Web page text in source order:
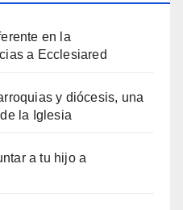
en la
a Ecclesiared
y diócesis, una
la Iglesia
a tu hijo a